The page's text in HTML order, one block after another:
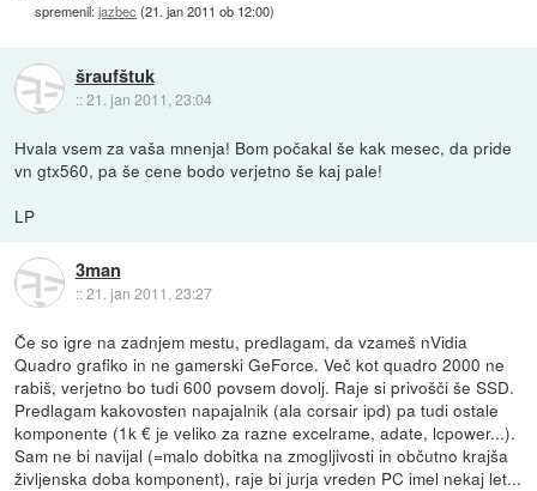
spremenil:jazbec (21. jan 2011 ob 12:00)
šraufštuk
::21. jan 2011, 23:04
Hvala vsem za vaša mnenja! Bom počakal še kak mesec, da pride
vn gtx560, pa še cene bodo verjetno še kaj pale!
LP
3man
::21. jan 2011, 23:27
Če so igre na zadnjem mestu, predlagam, da vzameš nVidia
Quadro grafiko in ne gamerski GeForce. Več kot quadro 2000 ne
rabiš, verjetno bo tudi 600 povsem dovolj. Raje si privošči še SSD.
Predlagam kakovosten napajalnik (ala corsair ipd) pa tudi ostale
komponente (1k € je veliko za razne excelrame, adate, lcpower...).
Sam ne bi navijal (=malo dobitka na zmogljivosti in občutno krajša
življenska doba komponent), raje bi jurja vreden PC imel nekaj let...